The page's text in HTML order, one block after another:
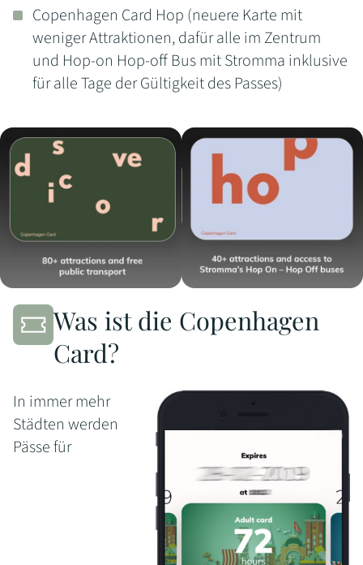
Copenhagen Card Hop (neuere Karte mit
weniger Attraktionen, dafür alle im Zentrum
und Hop-on Hop-off Bus mit Stromma inklusive
für alle Tage der Gültigkeit des Passes)
Was ist die Copenhagen
Card?
In immer mehr
Städten werden
Pässe für